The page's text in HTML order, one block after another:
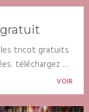
tricot gratuits
téléchargez …
VOIR